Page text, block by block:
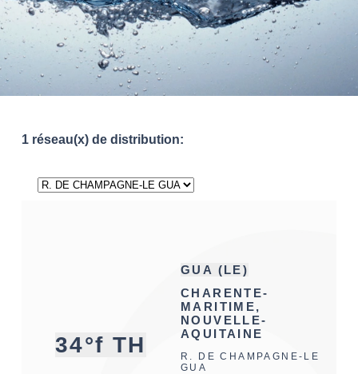
1 réseau(x) de distribution:
34°f TH
GUA (LE)
CHARENTE-
MARITIME,
NOUVELLE-
AQUITAINE
R. DE CHAMPAGNE-LE
GUA